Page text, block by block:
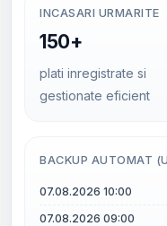
INCASARI URMARITE
150+
plati inregistrate si
gestionate eficient
BACKUP AUTOMAT
07.08.2026 10:00
07.08.2026 09:00